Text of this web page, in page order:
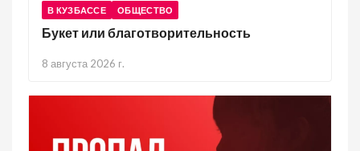
В КУЗБАССЕ ОБЩЕСТВО
Букет или благотворительность
8 августа 2026 г.